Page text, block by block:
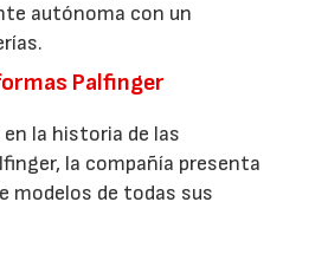
autónoma con un
Palfinger
la historia de las
la compañía presenta
modelos de todas sus